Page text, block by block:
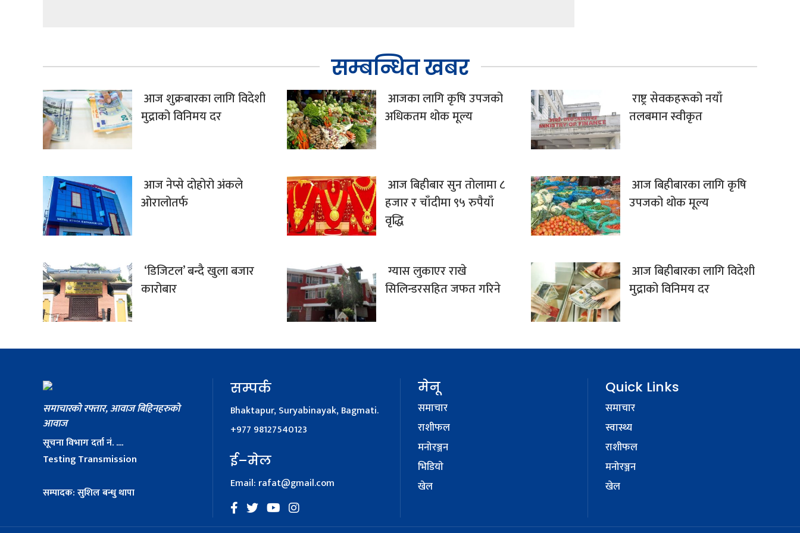
सम्बन्धित खबर
आज शुक्रबारका लागि विदेशी
मुद्राको विनिमय दर
आजका लागि कृषि उपजको
अधिकतम थोक मूल्य
राष्ट्र सेवकहरूको नयाँ
तलबमान स्वीकृत
आज नेप्से दोहोरो अंकले
ओरालोतर्फ
आज बिहीबार सुन तोलामा ८
हजार र चाँदीमा ९५ रुपैयाँ
वृद्धि
आज बिहीबारका लागि कृषि
उपजको थोक मूल्य
‘डिजिटल’ बन्दै खुला बजार
कारोबार
ग्यास लुकाएर राखे
सिलिन्डरसहित जफत गरिने
आज बिहीबारका लागि विदेशी
मुद्राको विनिमय दर
समाचारको रफ्तार, आवाज बिहिनहरुको
आवाज
सूचना विभाग दर्ता नं. ....
Testing Transmission
सम्पादक: सुशिल बन्धु थापा
सम्पर्क
Bhaktapur, Suryabinayak, Bagmati.
+977 98127540123
ई–मेल
Email: rafat@gmail.com
मेनू
समाचार
राशीफल
मनोरञ्जन
भिडियाे
खेल
Quick Links
समाचार
स्वास्थ्य
राशीफल
मनोरञ्जन
खेल